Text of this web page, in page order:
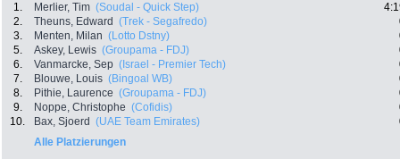
1. Merlier, Tim (Soudal - Quick Step)
2.
Theuns, Edward (Trek - Segafredo)
3.
Menten, Milan (Lotto Dstny)
5.
Askey, Lewis (Groupama - FDJ)
6.
Vanmarcke, Sep (Israel - Premier Tech)
7.
Blouwe, Louis (Bingoal WB)
8.
Pithie, Laurence (Groupama - FDJ)
9.
Noppe, Christophe (Cofidis)
10.
Bax, Sjoerd (UAE Team Emirates)
Alle Platzierungen